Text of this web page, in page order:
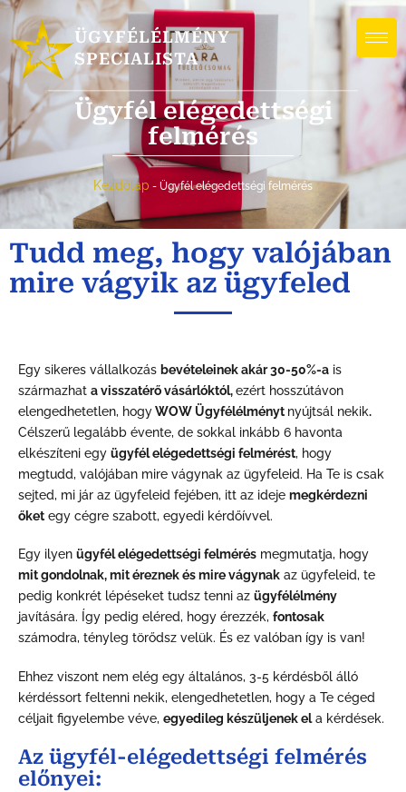
ÜGYFÉLÉLMÉNY
SPECIALISTA
Ügyfél elégedettségi
felmérés
Kezdőlap - Ügyfél elégedettségi felmérés
Tudd meg, hogy valójában
mire vágyik az ügyfeled
Egy sikeres vállalkozás bevételeinek akár 30-50%-a is
származhat a visszatérő vásárlóktól,ezért hosszútávon
elengedhetetlen, hogyWOW Ügyfélélményt nyújtsál nekik.
Célszerű legalább évente, de sokkal inkább 6 havonta
elkészíteni egy ügyfél elégedettségi felmérést, hogy
megtudd, valójában mire vágynak az ügyfeleid. Ha Te is csak
sejted, mi jár az ügyfeleid fejében, itt az ideje megkérdezni
őket egy cégre szabott, egyedi kérdőívvel.
Egy ilyen ügyfél elégedettségi felmérés megmutatja, hogy
mit gondolnak, mit éreznek és mire vágynak az ügyfeleid, te
pedig konkrét lépéseket tudsz tenni az ügyfélélmény
javítására. Így pedig eléred, hogy érezzék, fontosak
számodra, tényleg törődsz velük. És ez valóban így is van!
Ehhez viszont nem elég egy általános, 3-5 kérdésből álló
kérdéssort feltenni nekik, elengedhetetlen, hogy a Te céged
céljait figyelembe véve, egyedileg készüljenek ela kérdések.
Az ügyfél-elégedettségi felmérés
előnyei: